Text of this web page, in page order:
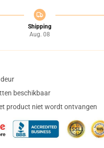
Shipping
Aug. 08
beschikbaar
product niet wordt ontvangen